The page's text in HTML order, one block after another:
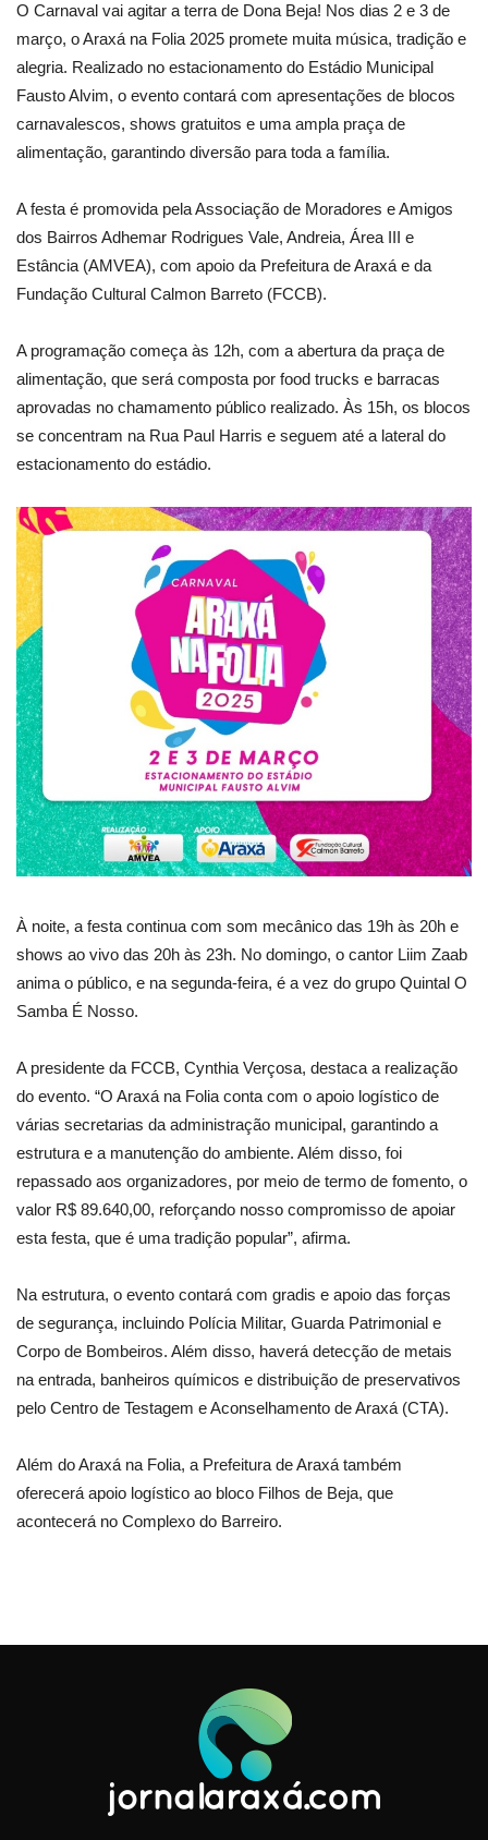
O Carnaval vai agitar a terra de Dona Beja! Nos dias 2 e 3 de
março, o Araxá na Folia 2025 promete muita música, tradição e
alegria. Realizado no estacionamento do Estádio Municipal
Fausto Alvim, o evento contará com apresentações de blocos
carnavalescos, shows gratuitos e uma ampla praça de
alimentação, garantindo diversão para toda a família.
A festa é promovida pela Associação de Moradores e Amigos
dos Bairros Adhemar Rodrigues Vale, Andreia, Área III e
Estância (AMVEA), com apoio da Prefeitura de Araxá e da
Fundação Cultural Calmon Barreto (FCCB).
A programação começa às 12h, com a abertura da praça de
alimentação, que será composta por food trucks e barracas
aprovadas no chamamento público realizado. Às 15h, os blocos
se concentram na Rua Paul Harris e seguem até a lateral do
estacionamento do estádio.
À noite, a festa continua com som mecânico das 19h às 20h e
shows ao vivo das 20h às 23h. No domingo, o cantor Liim Zaab
anima o público, e na segunda-feira, é a vez do grupo Quintal O
Samba É Nosso.
A presidente da FCCB, Cynthia Verçosa, destaca a realização
do evento. “O Araxá na Folia conta com o apoio logístico de
várias secretarias da administração municipal, garantindo a
estrutura e a manutenção do ambiente. Além disso, foi
repassado aos organizadores, por meio de termo de fomento, o
valor R$ 89.640,00, reforçando nosso compromisso de apoiar
esta festa, que é uma tradição popular”, afirma.
Na estrutura, o evento contará com gradis e apoio das forças
de segurança, incluindo Polícia Militar, Guarda Patrimonial e
Corpo de Bombeiros. Além disso, haverá detecção de metais
na entrada, banheiros químicos e distribuição de preservativos
pelo Centro de Testagem e Aconselhamento de Araxá (CTA).
Além do Araxá na Folia, a Prefeitura de Araxá também
oferecerá apoio logístico ao bloco Filhos de Beja, que
acontecerá no Complexo do Barreiro.